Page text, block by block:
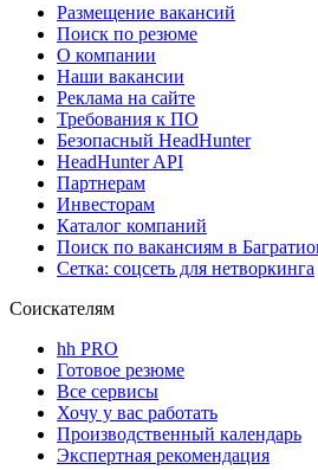
Размещение вакансий
Поиск по резюме
О компании
Наши вакансии
Реклама на сайте
Требования к ПО
Безопасный HeadHunter
HeadHunter API
Партнерам
Инвесторам
Каталог компаний
Поиск по вакансиям в
Сетка: соцсеть для нетворкинга
Соискателям
hh PRO
Готовое резюме
Все сервисы
Хочу у вас работать
Производственный календарь
Экспертная рекомендация